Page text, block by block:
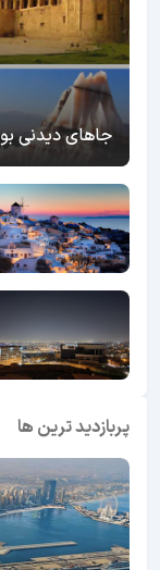
جاهای دیدنی بوشهر؛ 62 جاذبه دیدنی
پربازدید ترین ها